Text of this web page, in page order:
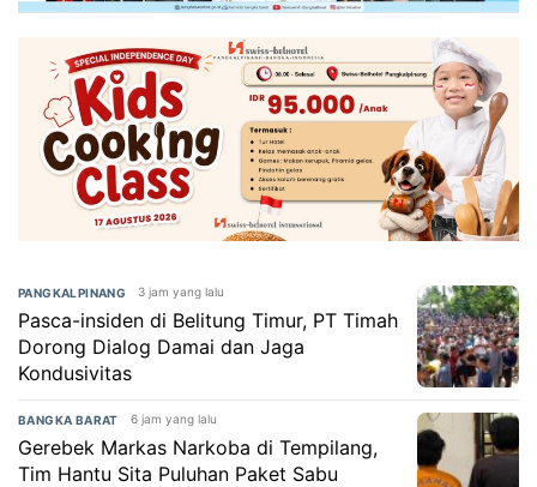
PANGKALPINANG 3 jam yang lalu
Pasca-insiden di Belitung Timur, PT Timah
Dorong Dialog Damai dan Jaga
Kondusivitas
BANGKA BARAT 6 jam yang lalu
Gerebek Markas Narkoba di Tempilang,
Tim Hantu Sita Puluhan Paket Sabu